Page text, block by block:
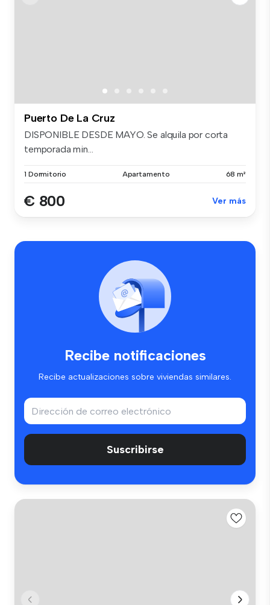
Puerto De La Cruz
DISPONIBLE DESDE MAYO. Se alquila por corta
temporada min...
1 Dormitorio Apartamento 68 m²
€ 800 Ver más
Recibe notificaciones
Recibe actualizaciones sobre viviendas similares.
Suscribirse